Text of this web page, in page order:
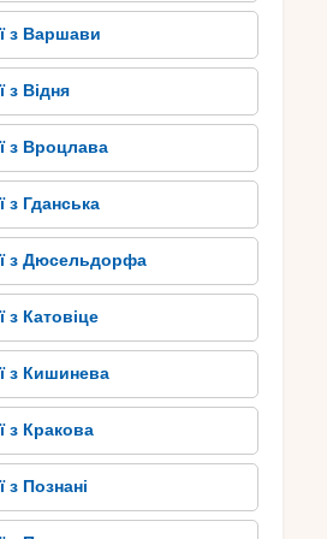
тих, хто не бажає
є можливість зайнятися
мальовничі
з поверхні води.
також славиться своїми
які дозволять
видами на океан і
Також популярною активністю
борту комфортабельних
рибу.
ідеальне місце для
відпочинку у воді.
океан, розмаїття коралових
морської флори і фауни
незабутньою пригодою для
Незалежно від вашого
з Варшави
з Відня
з Вроцлава
з Гданська
з Дюсельдорфа
з Катовіце
з Кишинева
з Кракова
з Познані